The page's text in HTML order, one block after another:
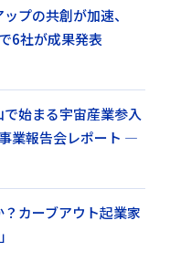
プの共創が加速、
6社が成果発表
始まる宇宙産業参入
業報告会レポート ―
カーブアウト起業家